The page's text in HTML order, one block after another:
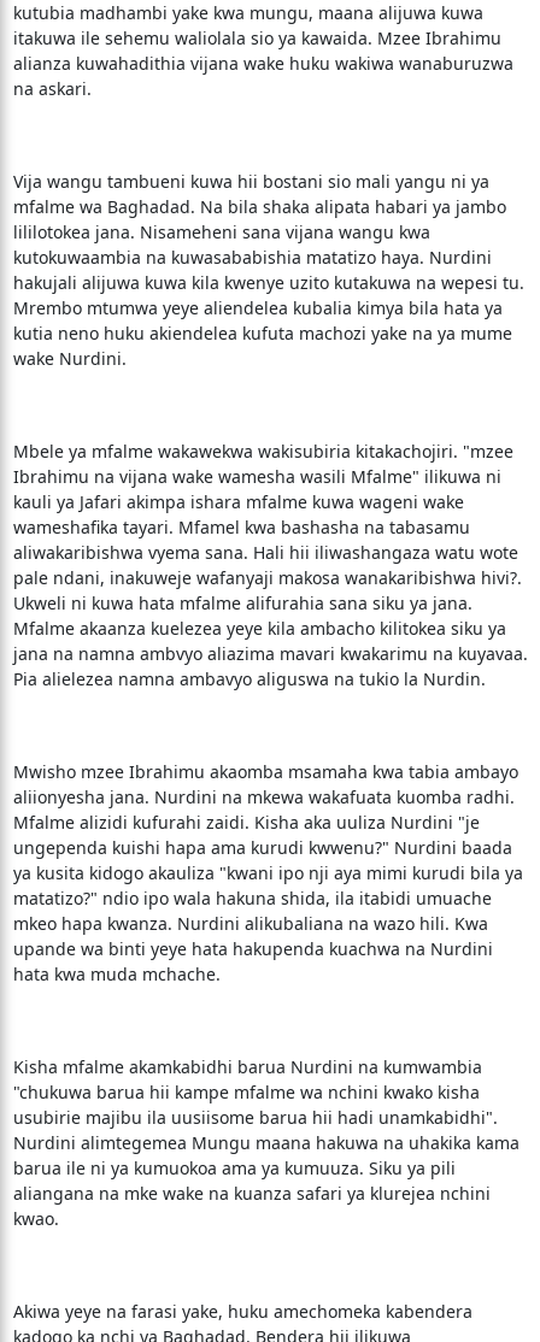
kutubia madhambi yake kwa mungu, maana alijuwa kuwa
itakuwa ile sehemu waliolala sio ya kawaida. Mzee Ibrahimu
alianza kuwahadithia vijana wake huku wakiwa wanaburuzwa
na askari.
Vija wangu tambueni kuwa hii bostani sio mali yangu ni ya
mfalme wa Baghadad. Na bila shaka alipata habari ya jambo
lililotokea jana. Nisameheni sana vijana wangu kwa
kutokuwaambia na kuwasababishia matatizo haya. Nurdini
hakujali alijuwa kuwa kila kwenye uzito kutakuwa na wepesi tu.
Mrembo mtumwa yeye aliendelea kubalia kimya bila hata ya
kutia neno huku akiendelea kufuta machozi yake na ya mume
wake Nurdini.
Mbele ya mfalme wakawekwa wakisubiria kitakachojiri. "mzee
Ibrahimu na vijana wake wamesha wasili Mfalme" ilikuwa ni
kauli ya Jafari akimpa ishara mfalme kuwa wageni wake
wameshafika tayari. Mfamel kwa bashasha na tabasamu
aliwakaribishwa vyema sana. Hali hii iliwashangaza watu wote
pale ndani, inakuweje wafanyaji makosa wanakaribishwa hivi?.
Ukweli ni kuwa hata mfalme alifurahia sana siku ya jana.
Mfalme akaanza kuelezea yeye kila ambacho kilitokea siku ya
jana na namna ambvyo aliazima mavari kwakarimu na kuyavaa.
Pia alielezea namna ambavyo aliguswa na tukio la Nurdin.
Mwisho mzee Ibrahimu akaomba msamaha kwa tabia ambayo
aliionyesha jana. Nurdini na mkewa wakafuata kuomba radhi.
Mfalme alizidi kufurahi zaidi. Kisha aka uuliza Nurdini "je
ungependa kuishi hapa ama kurudi kwwenu?" Nurdini baada
ya kusita kidogo akauliza "kwani ipo nji aya mimi kurudi bila ya
matatizo?" ndio ipo wala hakuna shida, ila itabidi umuache
mkeo hapa kwanza. Nurdini alikubaliana na wazo hili. Kwa
upande wa binti yeye hata hakupenda kuachwa na Nurdini
hata kwa muda mchache.
Kisha mfalme akamkabidhi barua Nurdini na kumwambia
"chukuwa barua hii kampe mfalme wa nchini kwako kisha
usubirie majibu ila uusiisome barua hii hadi unamkabidhi".
Nurdini alimtegemea Mungu maana hakuwa na uhakika kama
barua ile ni ya kumuokoa ama ya kumuuza. Siku ya pili
aliangana na mke wake na kuanza safari ya klurejea nchini
kwao.
Akiwa yeye na farasi yake, huku amechomeka kabendera
kadogo ka nchi ya Baghadad. Bendera hii ilikuwa